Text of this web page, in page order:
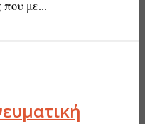
που με...